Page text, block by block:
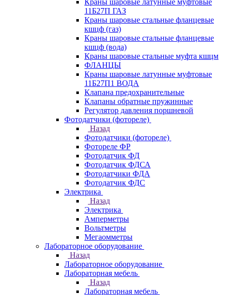
Краны шаровые латунные муфтовые
11Б27П ГАЗ
Краны шаровые стальные фланцевые
кшцф (газ)
Краны шаровые стальные фланцевые
кшцф (вода)
Краны шаровые стальные муфта кшцм
ФЛАНЦЫ
Краны шаровые латунные муфтовые
11Б27П1 ВОДА
Клапана предохранительные
Клапаны обратные пружинные
Регулятор давления поршневой
Фотодатчики (фотореле)
Назад
Фотодатчики (фотореле)
Фотореле ФР
Фотодатчик ФД
Фотодатчик ФДСА
Фотодатчики ФДА
Фотодатчик ФДС
Электрика
Назад
Электрика
Амперметры
Вольтметры
Мегаомметры
Лабораторное оборудование
Назад
Лабораторное оборудование
Лабораторная мебель
Назад
Лабораторная мебель